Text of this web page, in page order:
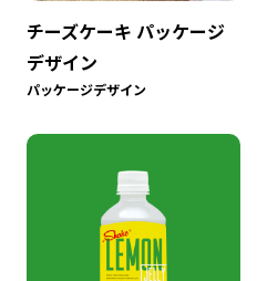
チーズケーキ パッケージ
デザイン
パッケージデザイン